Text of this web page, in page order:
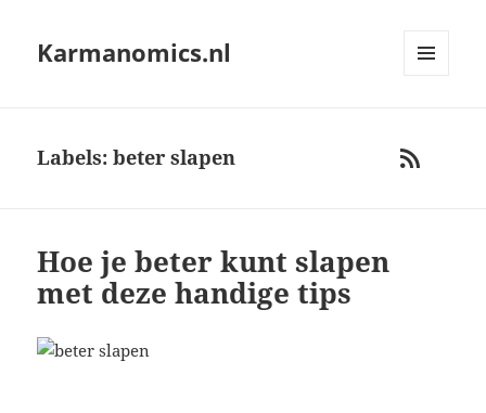
Karmanomics.nl
RSS
Labels: beter slapen
Hoe je beter kunt slapen
met deze handige tips